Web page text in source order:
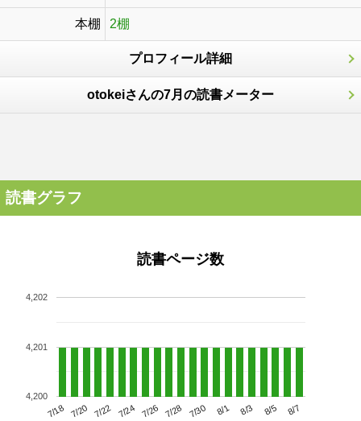
本棚 2棚
プロフィール詳細
otokeiさんの7月の読書メーター
読書グラフ
読書ページ数
7/18 7/20 7/22 7/24 7/26 7/28 7/30 8/1 8/3 8/5 8/7
4,200
4,201
4,202